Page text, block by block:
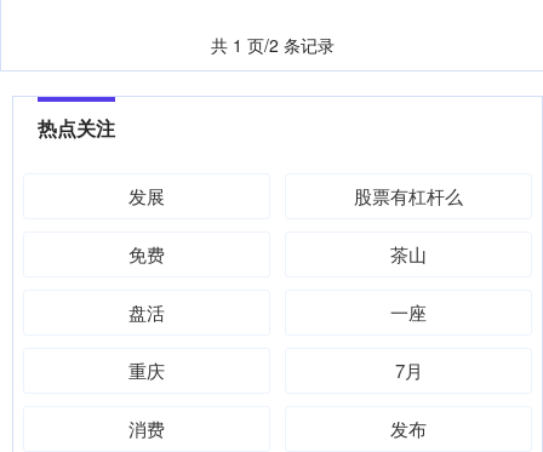
共 1 页/2 条记录
热点关注
发展 股票有杠杆么
免费 茶山
盘活 一座
重庆 7月
消费 发布